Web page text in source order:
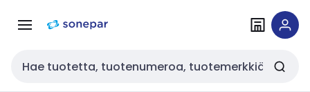
navigointiinsisältöön
Haku